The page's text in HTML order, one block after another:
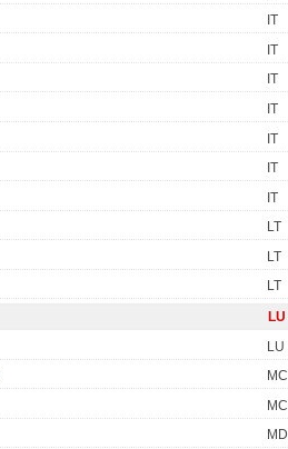
IT
IT
IT
IT
IT
IT
IT
LT
LT
LT
LU
LU
MC
MC
MD